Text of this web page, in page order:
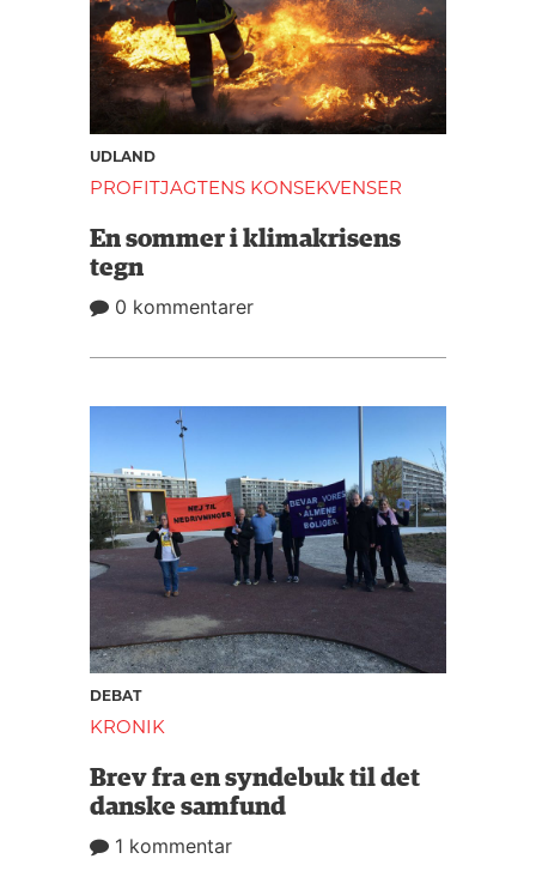
UDLAND
PROFITJAGTENS KONSEKVENSER
En sommer i klimakrisens
tegn
0 kommentarer
DEBAT
KRONIK
Brev fra en syndebuk til det
danske samfund
1 kommentar